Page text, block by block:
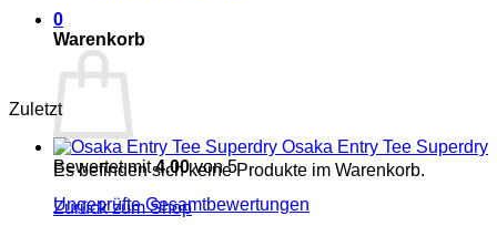
0
Warenkorb
Es befinden sich keine Produkte im Warenkorb.
Zurück zum Shop
Zuletzt
Osaka Entry Tee Superdry
Bewertet mit4.00von 5
Ungeprüfte Gesamtbewertungen